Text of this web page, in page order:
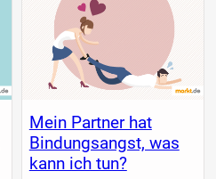
Mein Partner hat
Bindungsangst, was
kann ich tun?